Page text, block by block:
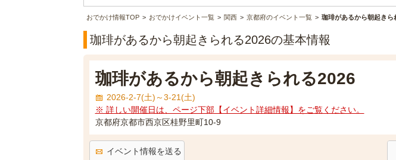
おでかけ情報TOP おでかけイベント一覧 関西 京都府のイベント一覧 珈琲があるから朝起きら
珈琲があるから朝起きられる2026の基本情報
珈琲があるから朝起きられる2026
2026-2-7(土)～3-21(土)
※ 詳しい開催日は、ページ下部【イベント詳細情報】をご覧ください。
京都府京都市西京区桂野里町10-9
イベント情報を送る